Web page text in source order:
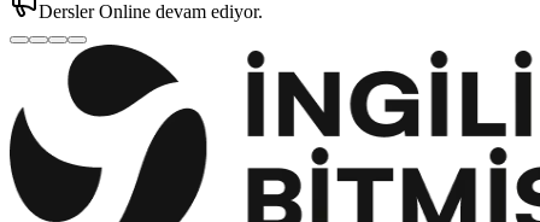
Dersler Online devam ediyor.